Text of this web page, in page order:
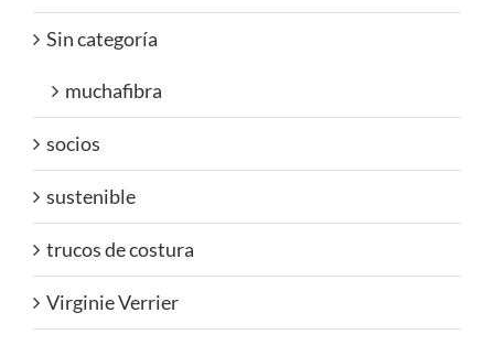
Sin categoría
muchafibra
socios
sustenible
trucos de costura
Virginie Verrier